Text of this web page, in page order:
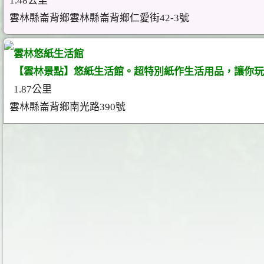
雲林縣崙背鄉雲林縣崙背鄉仁愛街42-3號
雲林悠紙生活館
【雲林景點】悠紙生活館。超特別紙作生活用品，讓你
1.87公里
雲林縣崙背鄉南光路390號